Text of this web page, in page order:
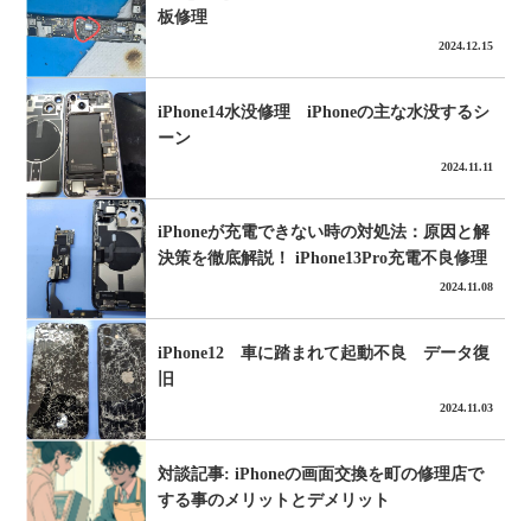
板修理
2024.12.15
iPhone14水没修理 iPhoneの主な水没するシ
ーン
2024.11.11
iPhoneが充電できない時の対処法：原因と解
決策を徹底解説！ iPhone13Pro充電不良修理
2024.11.08
iPhone12 車に踏まれて起動不良 データ復
旧
2024.11.03
対談記事: iPhoneの画面交換を町の修理店で
する事のメリットとデメリット